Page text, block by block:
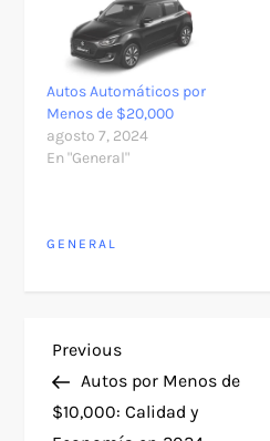
Autos Automáticos por
Menos de $20,000
agosto 7, 2024
En "General"
GENERAL
N
a
Previous
Post
Previous
Autos por Menos de
$10,000: Calidad y